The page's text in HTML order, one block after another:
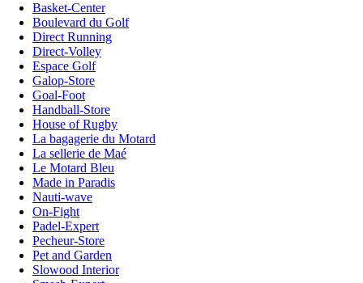
Basket-Center
Boulevard du Golf
Direct Running
Direct-Volley
Espace Golf
Galop-Store
Goal-Foot
Handball-Store
House of Rugby
La bagagerie du Motard
La sellerie de Maé
Le Motard Bleu
Made in Paradis
Nauti-wave
On-Fight
Padel-Expert
Pecheur-Store
Pet and Garden
Slowood Interior